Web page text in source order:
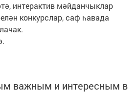
интерактив мәйданчыклар
конкурслар, саф һавада
важным и интересным в